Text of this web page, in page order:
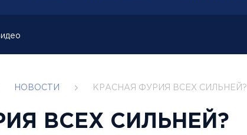
НОВОСТИ КРАСНАЯ ФУРИЯ ВСЕХ СИЛЬНЕЙ?
ВСЕХ СИЛЬНЕЙ?